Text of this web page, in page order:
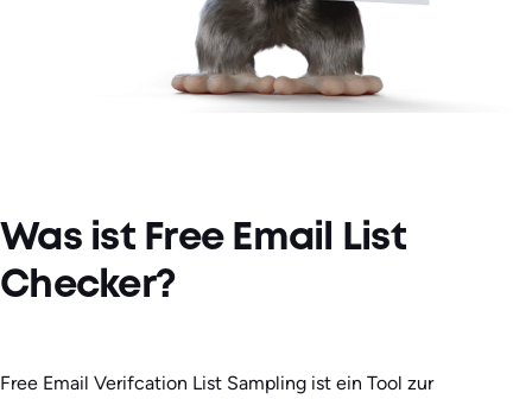
Was ist Free Email List
Checker?
Free Email Verifcation List Sampling ist ein Tool zur